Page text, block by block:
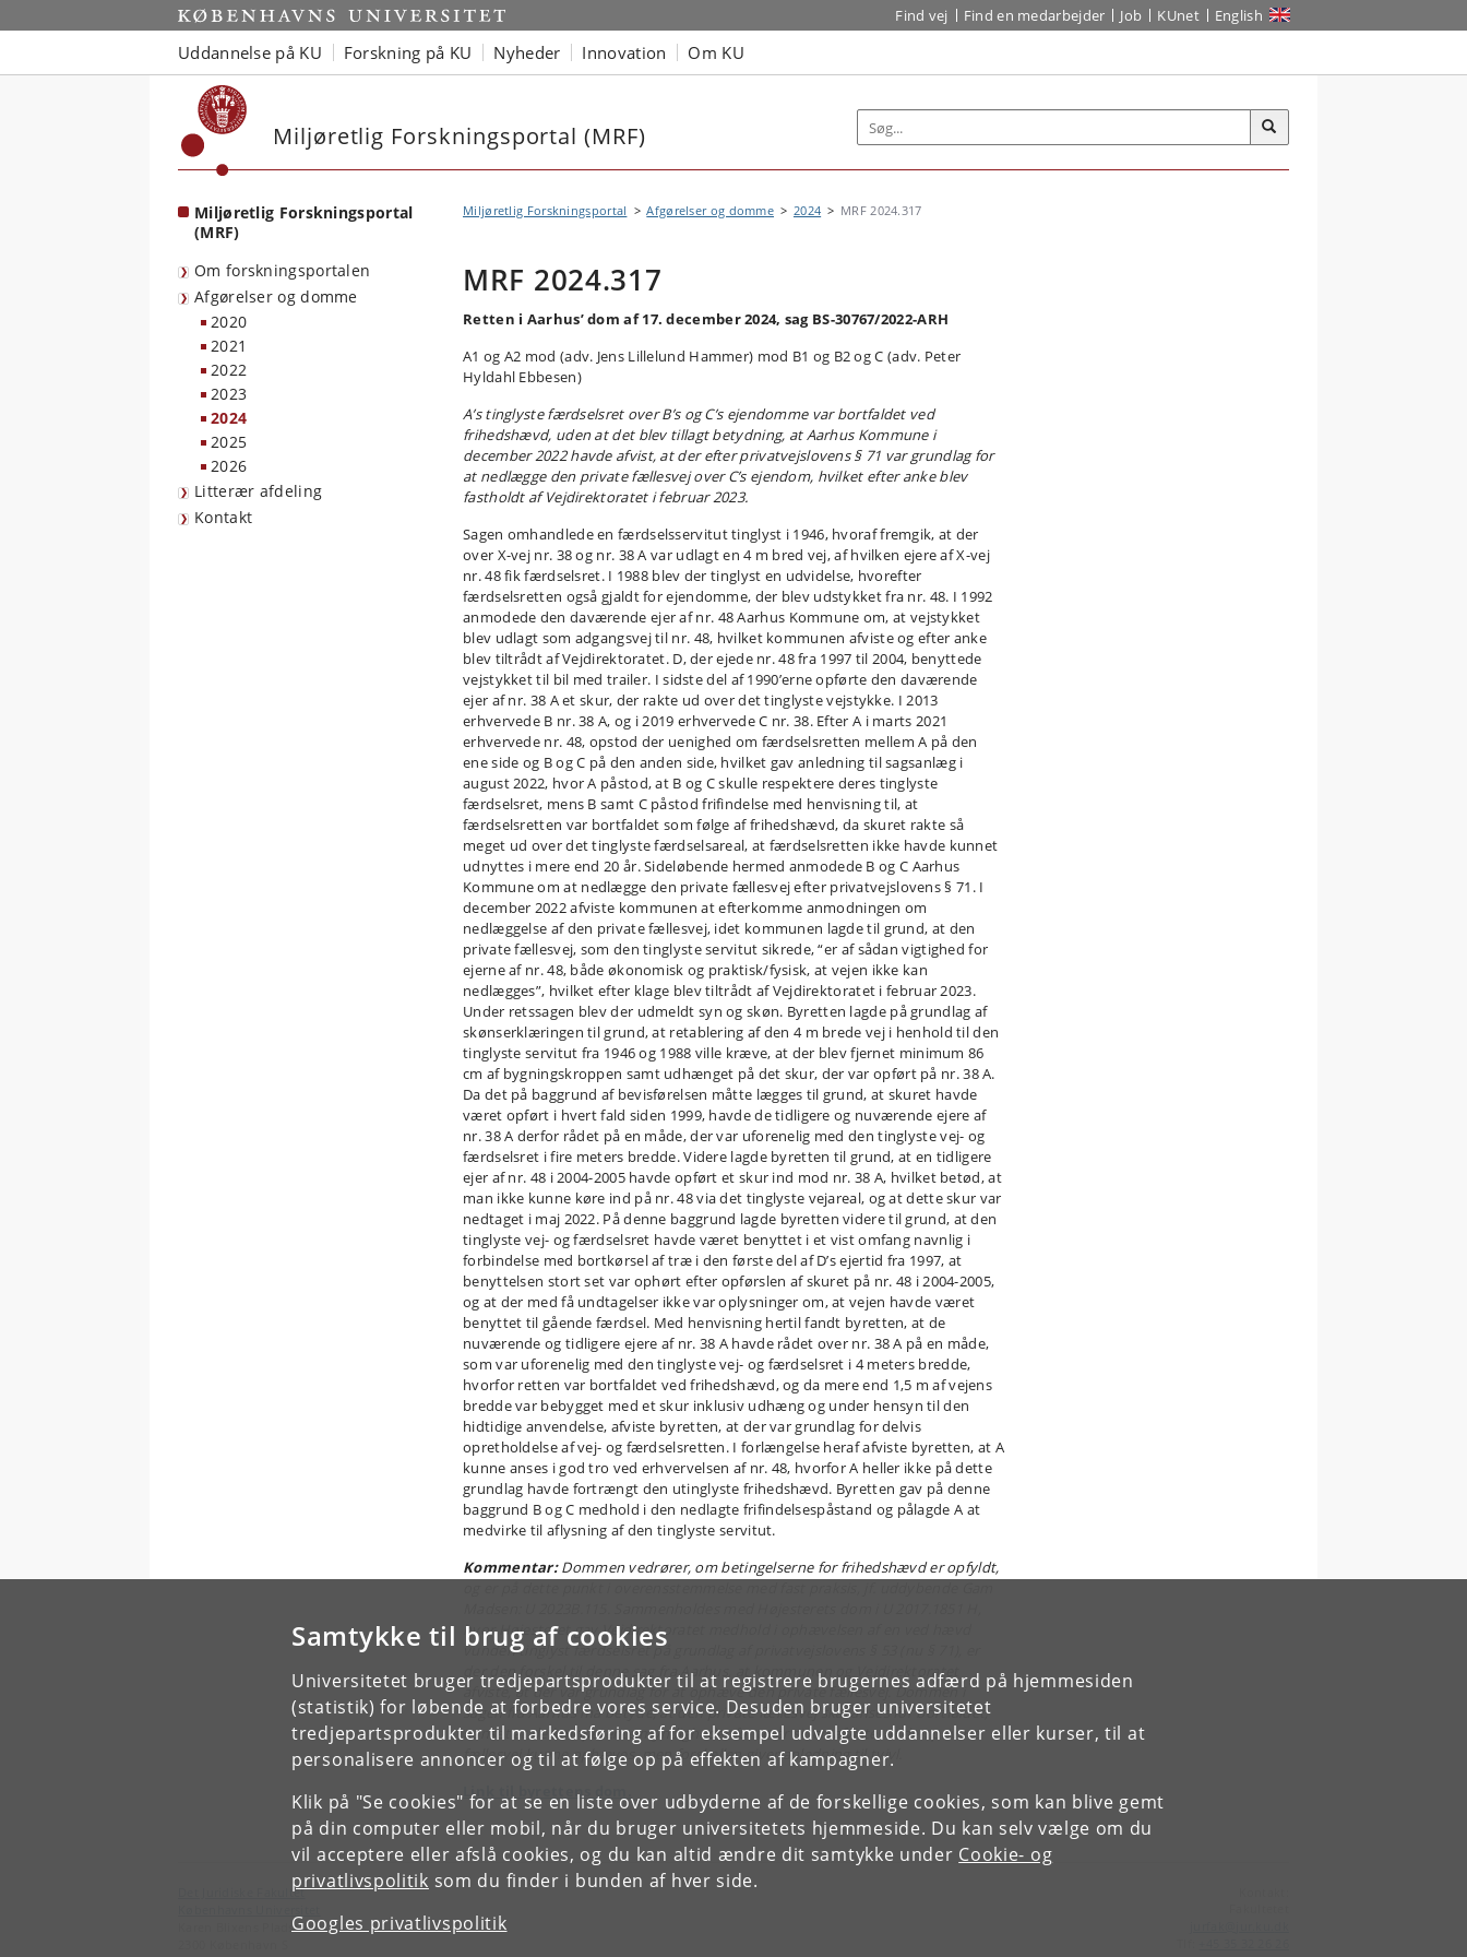
Samtykke til brug af cookies
Universitetet bruger tredjepartsprodukter til at registrere brugernes adfærd på hjemmesiden
(statistik) for løbende at forbedre vores service. Desuden bruger universitetet
tredjepartsprodukter til markedsføring af for eksempel udvalgte uddannelser eller kurser, til at
personalisere annoncer og til at følge op på effekten af kampagner.
Klik på "Se cookies" for at se en liste over udbyderne af de forskellige cookies, som kan blive gemt
på din computer eller mobil, når du bruger universitetets hjemmeside. Du kan selv vælge om du
vil acceptere eller afslå cookies, og du kan altid ændre dit samtykke under Cookie- og
privatlivspolitik som du finder i bunden af hver side.
Googles privatlivspolitik
Start Find vej Find en medarbejder Job KUnet English
Uddannelse på KU Forskning på KU Nyheder Innovation Om KU
Miljøretlig Forskningsportal (MRF)
Miljøretlig Forskningsportal
(MRF)
Om forskningsportalen
Afgørelser og domme
2020
2021
2022
2023
2024
2025
2026
Litterær afdeling
Kontakt
Miljøretlig Forskningsportal Afgørelser og domme 2024 MRF 2024.317
MRF 2024.317
Retten i Aarhus’ dom af 17. december 2024, sag BS-30767/2022-ARH
A1 og A2 mod (adv. Jens Lillelund Hammer) mod B1 og B2 og C (adv. Peter
Hyldahl Ebbesen)
A’s tinglyste færdselsret over B’s og C’s ejendomme var bortfaldet ved
frihedshævd, uden at det blev tillagt betydning, at Aarhus Kommune i
december 2022 havde afvist, at der efter privatvejslovens § 71 var grundlag for
at nedlægge den private fællesvej over C’s ejendom, hvilket efter anke blev
fastholdt af Vejdirektoratet i februar 2023.
Sagen omhandlede en færdselsservitut tinglyst i 1946, hvoraf fremgik, at der
over X-vej nr. 38 og nr. 38 A var udlagt en 4 m bred vej, af hvilken ejere af X-vej
nr. 48 fik færdselsret. I 1988 blev der tinglyst en udvidelse, hvorefter
færdselsretten også gjaldt for ejendomme, der blev udstykket fra nr. 48. I 1992
anmodede den daværende ejer af nr. 48 Aarhus Kommune om, at vejstykket
blev udlagt som adgangsvej til nr. 48, hvilket kommunen afviste og efter anke
blev tiltrådt af Vejdirektoratet. D, der ejede nr. 48 fra 1997 til 2004, benyttede
vejstykket til bil med trailer. I sidste del af 1990’erne opførte den daværende
ejer af nr. 38 A et skur, der rakte ud over det tinglyste vejstykke. I 2013
erhvervede B nr. 38 A, og i 2019 erhvervede C nr. 38. Efter A i marts 2021
erhvervede nr. 48, opstod der uenighed om færdselsretten mellem A på den
ene side og B og C på den anden side, hvilket gav anledning til sagsanlæg i
august 2022, hvor A påstod, at B og C skulle respektere deres tinglyste
færdselsret, mens B samt C påstod frifindelse med henvisning til, at
færdselsretten var bortfaldet som følge af frihedshævd, da skuret rakte så
meget ud over det tinglyste færdselsareal, at færdselsretten ikke havde kunnet
udnyttes i mere end 20 år. Sideløbende hermed anmodede B og C Aarhus
Kommune om at nedlægge den private fællesvej efter privatvejslovens § 71. I
december 2022 afviste kommunen at efterkomme anmodningen om
nedlæggelse af den private fællesvej, idet kommunen lagde til grund, at den
private fællesvej, som den tinglyste servitut sikrede, “er af sådan vigtighed for
ejerne af nr. 48, både økonomisk og praktisk/fysisk, at vejen ikke kan
nedlægges”, hvilket efter klage blev tiltrådt af Vejdirektoratet i februar 2023.
Under retssagen blev der udmeldt syn og skøn. Byretten lagde på grundlag af
skønserklæringen til grund, at retablering af den 4 m brede vej i henhold til den
tinglyste servitut fra 1946 og 1988 ville kræve, at der blev fjernet minimum 86
cm af bygningskroppen samt udhænget på det skur, der var opført på nr. 38 A.
Da det på baggrund af bevisførelsen måtte lægges til grund, at skuret havde
været opført i hvert fald siden 1999, havde de tidligere og nuværende ejere af
nr. 38 A derfor rådet på en måde, der var uforenelig med den tinglyste vej- og
færdselsret i fire meters bredde. Videre lagde byretten til grund, at en tidligere
ejer af nr. 48 i 2004-2005 havde opført et skur ind mod nr. 38 A, hvilket betød, at
man ikke kunne køre ind på nr. 48 via det tinglyste vejareal, og at dette skur var
nedtaget i maj 2022. På denne baggrund lagde byretten videre til grund, at den
tinglyste vej- og færdselsret havde været benyttet i et vist omfang navnlig i
forbindelse med bortkørsel af træ i den første del af D’s ejertid fra 1997, at
benyttelsen stort set var ophørt efter opførslen af skuret på nr. 48 i 2004-2005,
og at der med få undtagelser ikke var oplysninger om, at vejen havde været
benyttet til gående færdsel. Med henvisning hertil fandt byretten, at de
nuværende og tidligere ejere af nr. 38 A havde rådet over nr. 38 A på en måde,
som var uforenelig med den tinglyste vej- og færdselsret i 4 meters bredde,
hvorfor retten var bortfaldet ved frihedshævd, og da mere end 1,5 m af vejens
bredde var bebygget med et skur inklusiv udhæng og under hensyn til den
hidtidige anvendelse, afviste byretten, at der var grundlag for delvis
opretholdelse af vej- og færdselsretten. I forlængelse heraf afviste byretten, at A
kunne anses i god tro ved erhvervelsen af nr. 48, hvorfor A heller ikke på dette
grundlag havde fortrængt den utinglyste frihedshævd. Byretten gav på denne
baggrund B og C medhold i den nedlagte frifindelsespåstand og pålagde A at
medvirke til aflysning af den tinglyste servitut.
Kommentar:Dommen vedrører, om betingelserne for frihedshævd er opfyldt,
hvor Højesteret gav Vejdirektoratet medhold i ophævelsen af en ved hævd
vunden tinglyst færdselsret på grundlag af privatvejslovens § 53 (nu § 71), er
der den forskel til denne sag fra Aarhus, at kommunen og Vejdirektoratet
afviste, at der var grundlag for at ophæve den private fællesvej. Dommen i
sagen fra Aarhus må betyde, at den private fællesvej skal anses for bortfaldet,
uanset at de kompetente myndigheder for to år siden afviste, at den private
fællesvej kunne ophæves, men forskellen giver anledning til tvivl.
Link til byrettens dom.
Det Juridiske Fakultet
Karen Blixens Plads 16